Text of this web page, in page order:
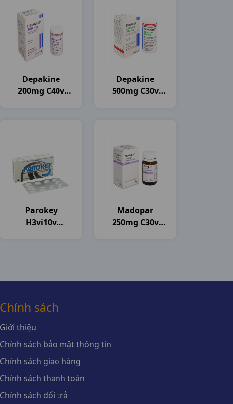
Depakine
200mg C40v
Depakine
500mg C30v
Parokey
H3vi10v
Madopar
250mg C30v
Chính sách
Giới thiệu
Chính sách bảo mật thông tin
Chính sách giao hàng
Chính sách thanh toán
Chính sách đổi trả